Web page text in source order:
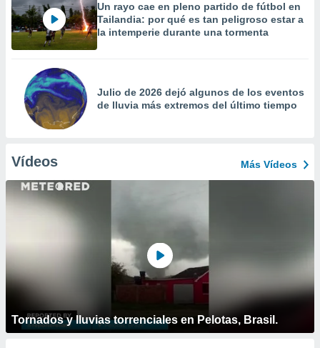
Un rayo cae en pleno partido de fútbol en
Tailandia: por qué es tan peligroso estar a
la intemperie durante una tormenta
Julio de 2026 dejó algunos de los eventos
de lluvia más extremos del último tiempo
Vídeos Más Vídeos
Tornados y lluvias torrenciales en Pelotas, Brasil.